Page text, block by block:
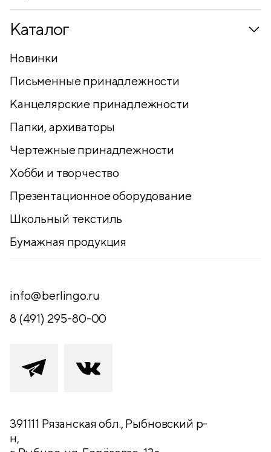
Каталог
Новинки
Письменные принадлежности
Канцелярские принадлежности
Папки, архиваторы
Чертежные принадлежности
Хобби и творчество
Презентационное оборудование
Школьный текстиль
Бумажная продукция
info@berlingo.ru
8 (491) 295-80-00
391111 Рязанская обл., Рыбновский р-
н,